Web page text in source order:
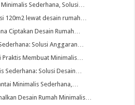
Sederhana, Solusi…
120m2 lewat desain rumah…
Ciptakan Desain Rumah…
Solusi Anggaran…
Praktis Membuat Minimalis…
Sederhana: Solusi Desain…
Minimalis Sederhana,…
Desain Rumah Minimalis…